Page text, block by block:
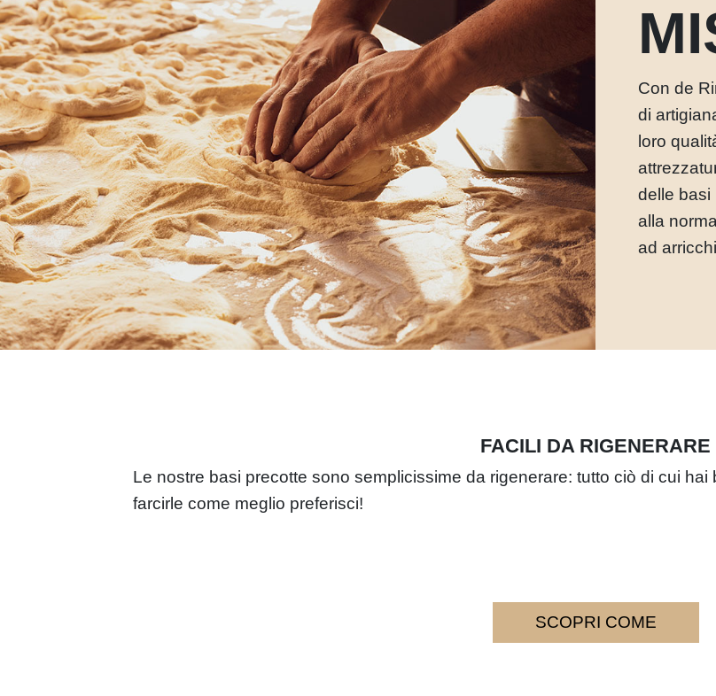
Con de
di
loro
delle basi
alla
ad
FACILI DA RIGENERARE
Le nostre basi precotte sono semplicissime da rigenerare: tutto ciò di cui
farcirle come meglio preferisci!
SCOPRI COME